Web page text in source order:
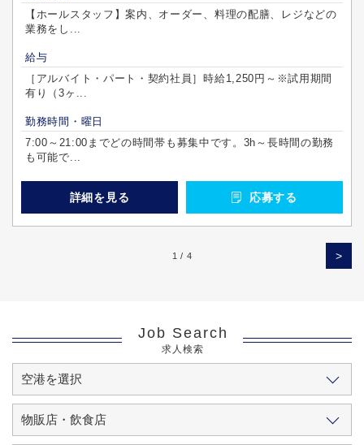
【ホールスタッフ】案内、オーダー、料理の配膳、レジなどの
業務をし...
給与
［アルバイト・パート・契約社員］時給1,250円～※試用期間
有り（3ヶ...
勤務時間・曜日
7:00～21:00までどの時間帯も募集中です。3h～長時間の勤務
も可能で...
詳細を見る 応募する
1 / 4 >
Job Search
求人検索